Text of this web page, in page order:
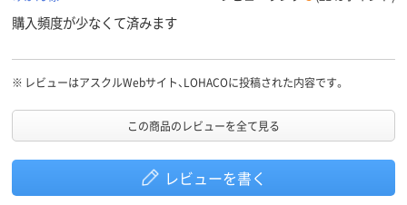
購入頻度が少なくて済みます
※ レビューはアスクルWebサイト、LOHACOに投稿された内容です。
この商品のレビューを全て見る
レビューを書く